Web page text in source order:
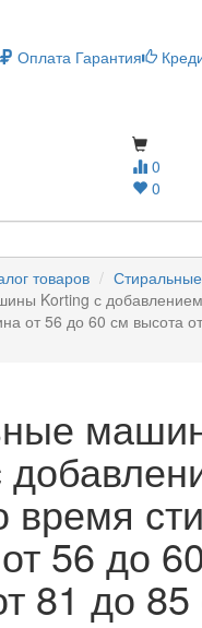
Оплата Гарантия
0
0
товаров
Korting с
от 56 до 60 см высота
время
56 до
81 до